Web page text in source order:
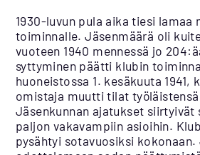
1930-luvun pula aika tiesi lamaa
toiminnalle. Jäsenmäärä oli
vuoteen 1940 mennessä jo
syttyminen päätti klubin
huoneistossa 1. kesäkuuta 1941,
omistaja muutti tilat
Jäsenkunnan ajatukset siirtyivät
paljon vakavampiin asioihin.
pysähtyi sotavuosiksi